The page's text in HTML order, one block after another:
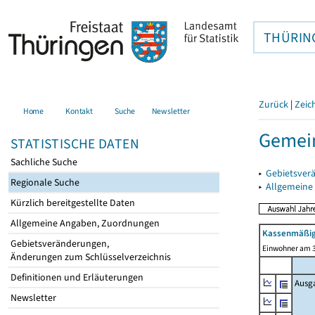
Home Kontakt Suche Newsletter
STATISTISCHE DATEN
Sachliche Suche
Regionale Suche
Kürzlich bereitgestellte Daten
Allgemeine Angaben, Zuordnungen
Gebietsveränderungen,
Änderungen zum Schlüsselverzeichnis
Definitionen und Erläuterungen
Newsletter
Zurück |
▸
▸
Einwohner am